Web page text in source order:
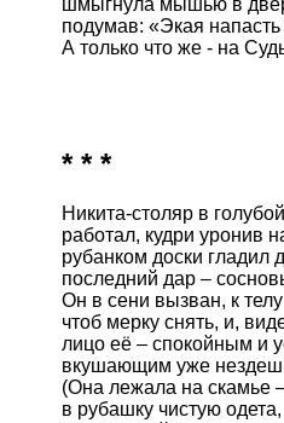
шмыгнула мышью в
подумав: «Экая
А только что же - на
* * *
Никита-столяр в
работал, кудри уронив
рубанком доски гладил
последний дар –
Он в сени вызван, к
чтоб мерку снять, и,
лицо её – спокойным и
вкушающим уже
(Она лежала на скамье
в рубашку чистую одета,